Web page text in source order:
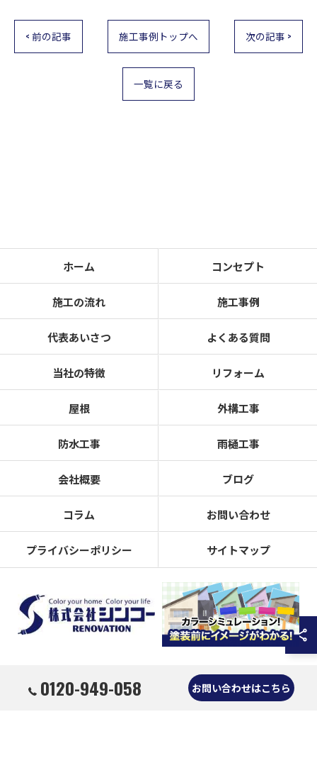
< 前の記事 施工事例トップへ 次の記事 >
一覧に戻る
0120-949-058 お問い合わせはこちら
ホーム コンセプト
施工の流れ 施工事例
代表あいさつ よくある質問
当社の特徴 リフォーム
屋根 外構工事
防水工事 雨樋工事
会社概要 ブログ
コラム お問い合わせ
プライバシーポリシー サイトマップ
© 2026 奈良県奈良市の外壁塗装なら株式会社シンコーリノベーション ALL RIGHTS